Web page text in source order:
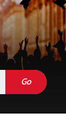
Go